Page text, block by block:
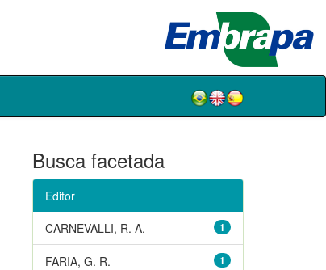
Busca facetada
Editor
1
CARNEVALLI, R. A.
1
FARIA, G. R.